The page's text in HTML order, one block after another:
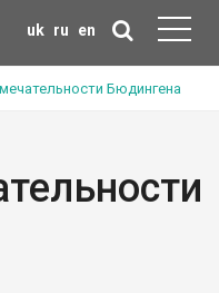
uk ru en
Бюдингена